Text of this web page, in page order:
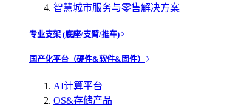
智慧城市服务与零售解决方案
专业支架 (底座/支臂/推车)
国产化平台（硬件&软件&固件）
AI计算平台
OS&存储产品